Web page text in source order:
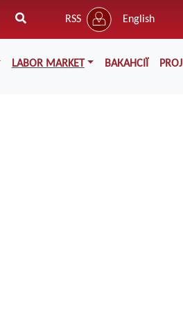
RSS English
LABOR MARKET ВАКАНСІЇ